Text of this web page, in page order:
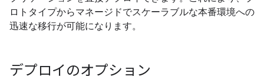
ロトタイプからマネージドでスケーラブルな本番環境への
迅速な移行が可能になります。
デプロイのオプション